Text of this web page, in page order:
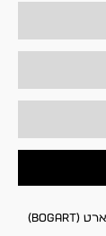
אני מאשר/ת קבלת דיוור פרסומי ותוכן שיווקי מבוגארט (BOGART)